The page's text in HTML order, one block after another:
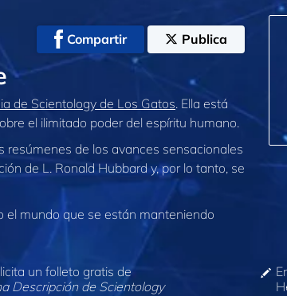
Compartir Publica
de Scientology de Los Gatos. Ella está
el ilimitado poder del espíritu humano.
resúmenes de los avances sensacionales
de L. Ronald Hubbard y, por lo tanto, se
mundo que se están manteniendo
un folleto gratis de
Descripción de Scientology